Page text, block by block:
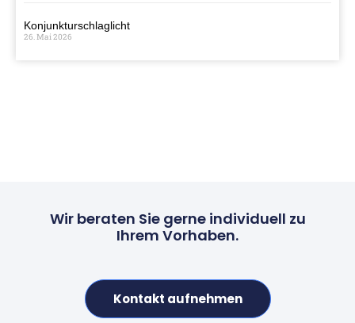
Konjunkturschlaglicht
26. Mai 2026
Wir beraten Sie gerne individuell zu
Ihrem Vorhaben.
Kontakt aufnehmen